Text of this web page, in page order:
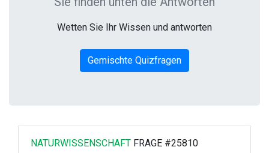
Wetten Sie Ihr Wissen und antworten
Gemischte Quizfragen
NATURWISSENSCHAFT FRAGE #25810